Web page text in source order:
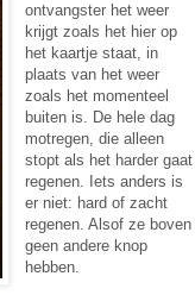
ontvangster het weer
krijgt zoals het hier op
het kaartje staat, in
plaats van het weer
zoals het momenteel
buiten is. De hele dag
motregen, die alleen
stopt als het harder gaat
regenen. Iets anders is
er niet: hard of zacht
regenen. Alsof ze boven
geen andere knop
hebben.